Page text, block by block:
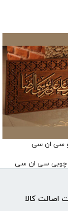
سی ان سی
چوبی سی ان سی
اصالت کالا